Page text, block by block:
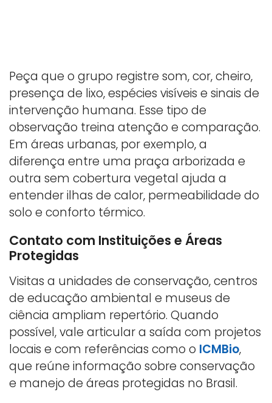
Peça que o grupo registre som, cor, cheiro,
presença de lixo, espécies visíveis e sinais de
intervenção humana. Esse tipo de
observação treina atenção e comparação.
Em áreas urbanas, por exemplo, a
diferença entre uma praça arborizada e
outra sem cobertura vegetal ajuda a
entender ilhas de calor, permeabilidade do
solo e conforto térmico.
Contato com Instituições e Áreas
Protegidas
Visitas a unidades de conservação, centros
de educação ambiental e museus de
ciência ampliam repertório. Quando
possível, vale articular a saída com projetos
locais e com referências como o ICMBio,
que reúne informação sobre conservação
e manejo de áreas protegidas no Brasil.